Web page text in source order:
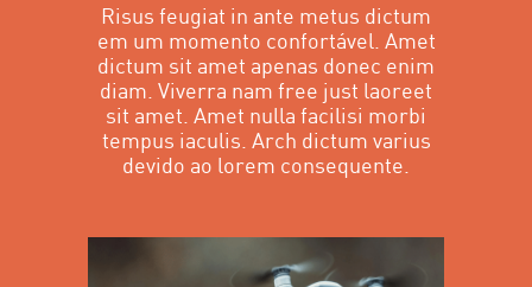
Risus feugiat in ante metus dictum
em um momento confortável. Amet
dictum sit amet apenas donec enim
diam. Viverra nam free just laoreet
sit amet. Amet nulla facilisi morbi
tempus iaculis. Arch dictum varius
devido ao lorem consequente.